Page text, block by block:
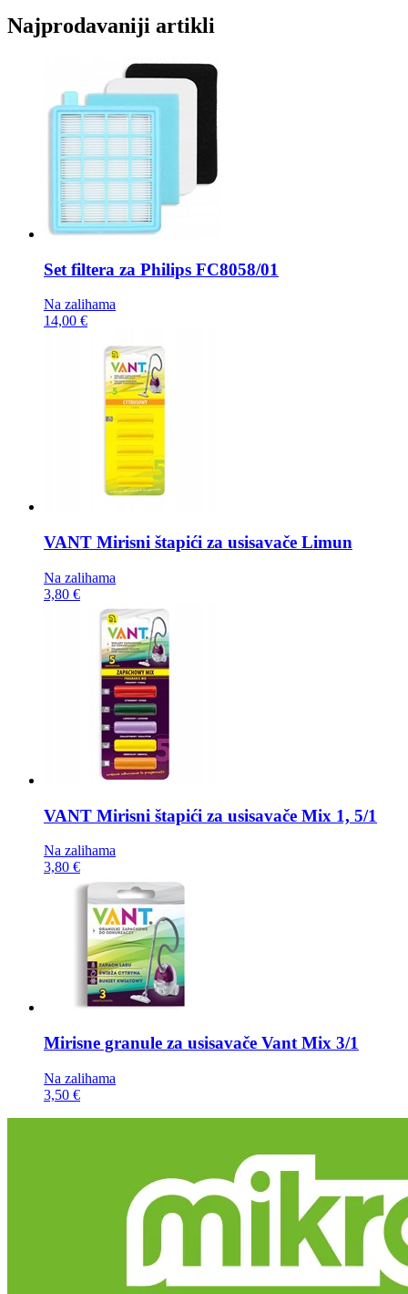
Najprodavaniji artikli
Set filtera za Philips FC8058/01
Na zalihama
14,00 €
VANT Mirisni štapići za usisavače Limun
Na zalihama
3,80 €
VANT Mirisni štapići za usisavače Mix 1, 5/1
Na zalihama
3,80 €
Mirisne granule za usisavače Vant Mix 3/1
Na zalihama
3,50 €